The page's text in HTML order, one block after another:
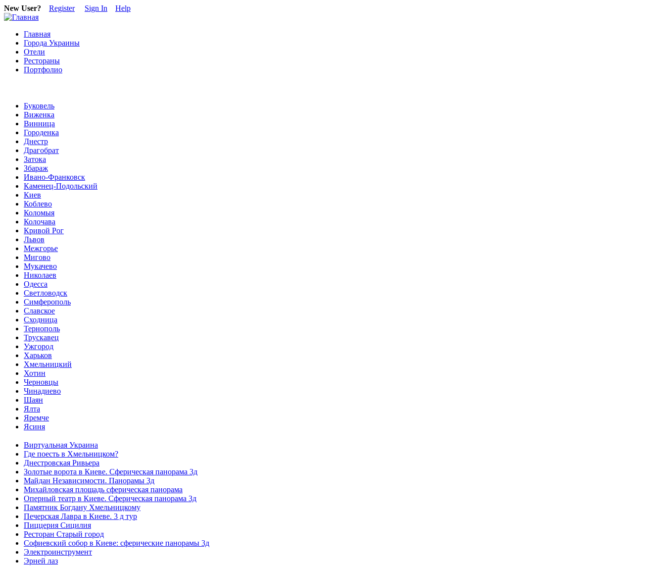
New User? Register Sign In Help
Главная
Города Украины
Отели
Рестораны
Портфолио
Буковель
Виженка
Винница
Городенка
Днестр
Драгобрат
Затока
Збараж
Ивано-Франковск
Каменец-Подольский
Киев
Коблево
Коломыя
Колочава
Кривой Рог
Львов
Межгорье
Мигово
Мукачево
Николаев
Одесса
Светловодск
Симферополь
Славское
Сходница
Тернополь
Трускавец
Ужгород
Харьков
Хмельницкий
Хотин
Черновцы
Чинадиево
Шаян
Ялта
Яремче
Ясиня
Виртуальная Украина
Где поесть в Хмельницком?
Днестровская Ривьера
Золотые ворота в Киеве. Сферическая панорама 3д
Майдан Независимости. Панорамы 3д
Михайловская площадь сферическая панорама
Оперный театр в Киеве. Сферическая панорама 3д
Памятник Богдану Хмельницкому
Печерская Лавра в Киеве. 3 д тур
Пиццерия Сицилия
Ресторан Старый город
Софиевский собор в Киеве: сферические панорамы 3д
Электроинструмент
Эрней лаз